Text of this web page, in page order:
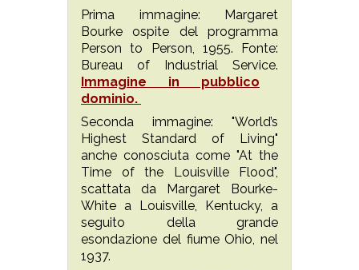
Prima immagine: Margaret
Bourke ospite del programma
Person to Person, 1955. Fonte:
Bureau of Industrial Service.
Immagine in pubblico
dominio.
Seconda immagine: "World’s
Highest Standard of Living"
anche conosciuta come "At the
Time of the Louisville Flood",
scattata da Margaret Bourke-
White a Louisville, Kentucky, a
seguito della grande
esondazione del fiume Ohio, nel
1937.